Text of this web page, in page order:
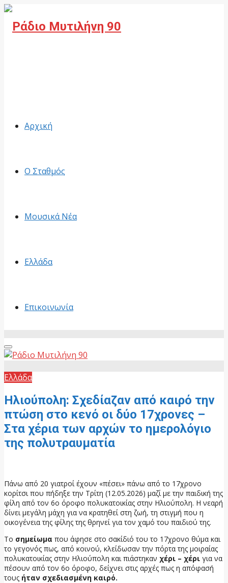
Αρχική
Ο Σταθμός
Μουσικά Νέα
Ελλάδα
Επικοινωνία
Primary
Menu
Ελλάδα
Ηλιούπολη: Σχεδίαζαν από καιρό την
πτώση στο κενό οι δύο 17χρονες –
Στα χέρια των αρχών το ημερολόγιο
της πολυτραυματία
Πάνω από 20 γιατροί έχουν «πέσει» πάνω από το 17χρονο
κορίτσι που πήδηξε την Τρίτη (12.05.2026) μαζί με την παιδική της
φίλη από τον 6ο όροφο πολυκατοικίας στην Ηλιούπολη. Η νεαρή
δίνει μεγάλη μάχη για να κρατηθεί στη ζωή, τη στιγμή που η
οικογένεια της φίλης της θρηνεί για τον χαμό του παιδιού της.
Το σημείωμα που άφησε στο σακίδιό του το 17χρονο θύμα και
το γεγονός πως, από κοινού, κλείδωσαν την πόρτα της μοιραίας
πολυκατοικίας στην Ηλιούπολη και πιάστηκαν χέρι – χέρι για να
πέσουν από τον 6ο όροφο, δείχνει στις αρχές πως η απόφασή
τους ήταν σχεδιασμένη καιρό.